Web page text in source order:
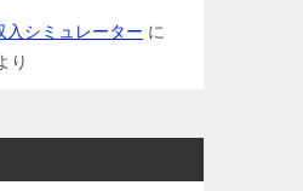
入シミュレーター に
り